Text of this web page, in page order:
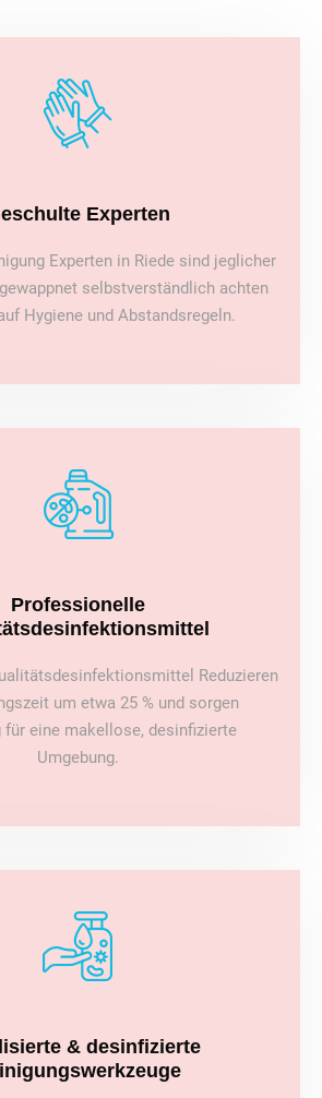
Experten
Experten in Riede sind jeglicher
selbstverständlich achten
Hygiene und Abstandsregeln.
Professionelle
Reduzieren
um etwa 25 % und sorgen
für eine makellose, desinfizierte
Umgebung.
& desinfizierte